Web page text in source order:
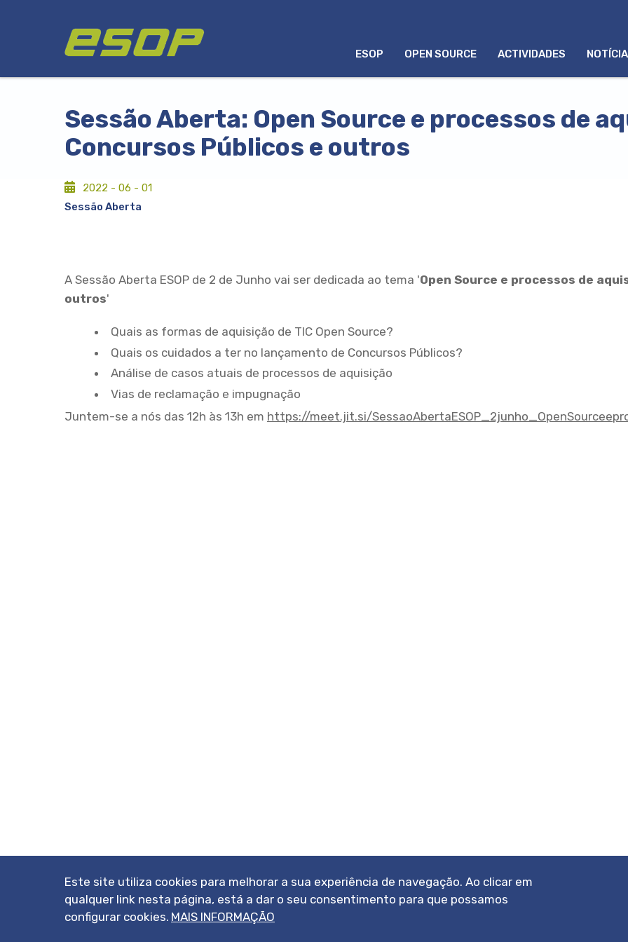
MENU
PORTUGUÊS
ESOP OPEN SOURCE ACTIVIDADES
Sessão Aberta: Open Source e processos de
Concursos Públicos e outros
2022 - 06 - 01
Sessão Aberta
A Sessão Aberta ESOP de 2 de Junho vai ser dedicada ao tema 'Open Source e processos de
outros'
Quais as formas de aquisição de TIC Open Source?
Quais os cuidados a ter no lançamento de Concursos Públicos?
Análise de casos atuais de processos de aquisição
Vias de reclamação e impugnação
Juntem-se a nós das 12h às 13h em https://meet.jit.si/
Este site utiliza cookies para melhorar a sua experiência de navegação. Ao clicar em
qualquer link nesta página, está a dar o seu consentimento para que possamos
configurar cookies. MAIS INFORMAÇÃO